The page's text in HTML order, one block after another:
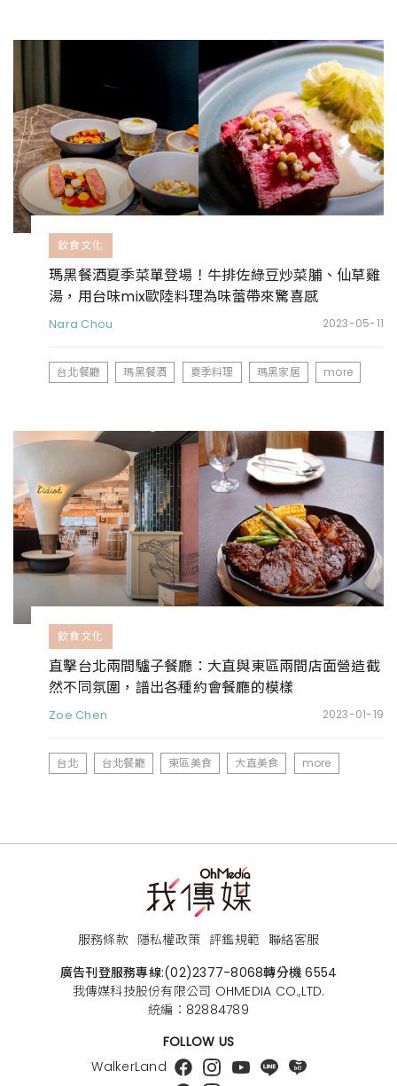
飲食文化
瑪黑餐酒夏季菜單登場！牛排佐綠豆炒菜脯、仙草雞
湯，用台味mix歐陸料理為味蕾帶來驚喜感
Nara Chou 2023-05-11
台北餐廳 瑪黑餐酒 夏季料理 瑪黑家居 more
飲食文化
直擊台北兩間驢子餐廳：大直與東區兩間店面營造截
然不同氛圍，譜出各種約會餐廳的模樣
Zoe Chen 2023-01-19
台北 台北餐廳 東區美食 大直美食 more
服務條款 隱私權政策 評鑑規範 聯絡客服
廣告刊登服務專線:(02)2377-8068轉分機 6554
我傳媒科技股份有限公司 OHMEDIA CO.,LTD.
統編：82884789
FOLLOW US
WalkerLand